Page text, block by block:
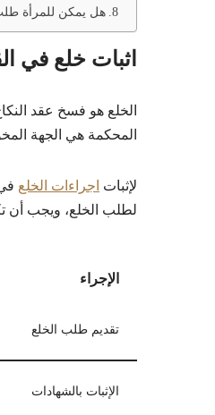
هل يمكن للمرأة
اثبات خلع في
الخلع هو فسخ عقد
المحكمة هي الجهة
لإثبات اجراءات الخلع
لطلب الخلع، ويجب أن
الإجراء
تقديم طلب الخلع
الإثبات بالشهادات